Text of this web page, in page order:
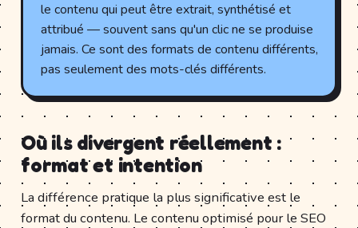
le contenu qui peut être extrait, synthétisé et
attribué — souvent sans qu'un clic ne se produise
jamais. Ce sont des formats de contenu différents,
pas seulement des mots-clés différents.
Où ils divergent réellement :
format et intention
La différence pratique la plus significative est le
format du contenu. Le contenu optimisé pour le SEO